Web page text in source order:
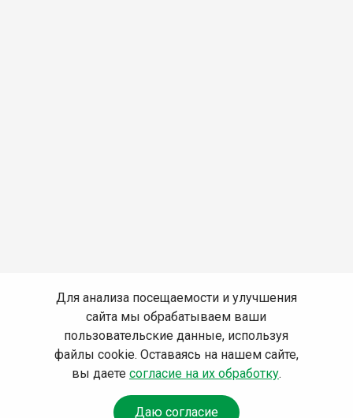
Для анализа посещаемости и улучшения
сайта мы обрабатываем ваши
пользовательские данные, используя
файлы cookie. Оставаясь на нашем сайте,
вы даете согласие на их обработку.
Даю согласие